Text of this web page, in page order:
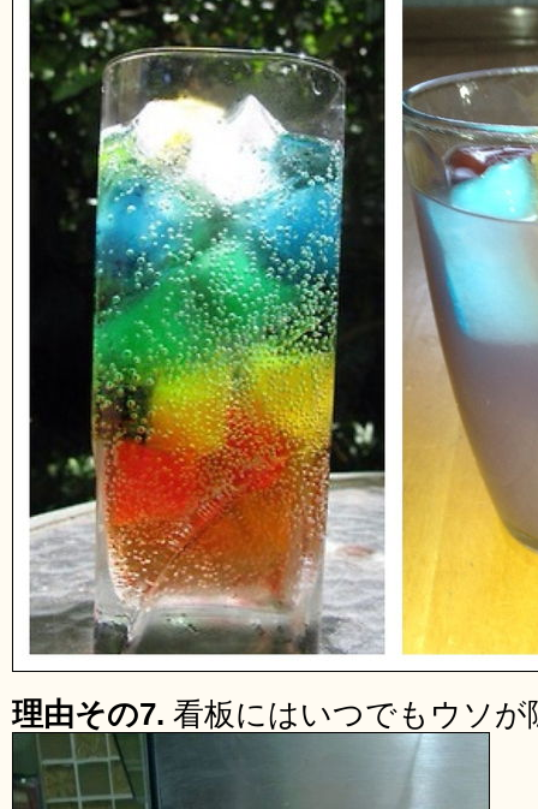
理由その7. 看板にはいつでもウソ